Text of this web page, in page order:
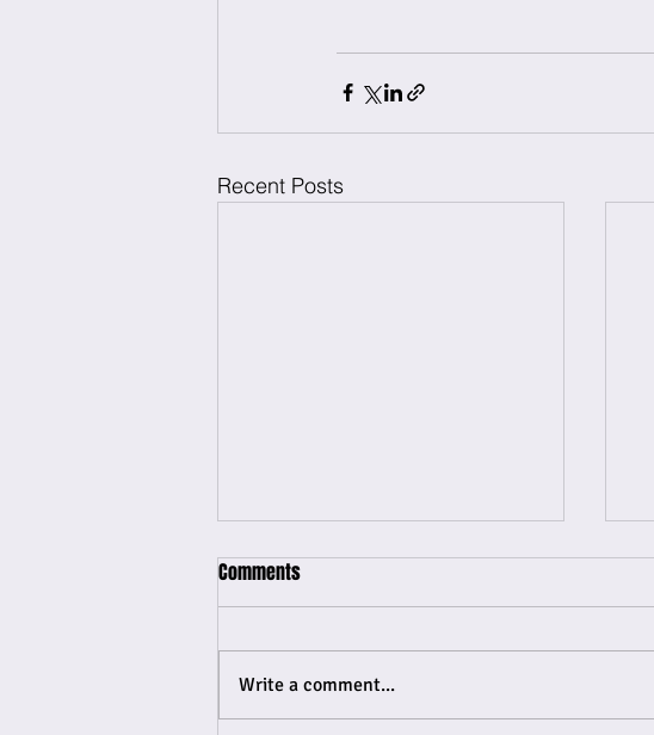
Recent Posts
Comments
Write a comment...